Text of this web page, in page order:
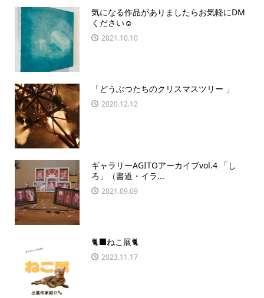
気になる作品がありましたらお気軽にDM
ください☺️
2021.10.10
「どうぶつたちのクリスマスツリー 」
2020.12.12
ギャラリーAGITOアーカイブvol.4 「し
ろ」（書道・イラ...
2021.09.09
🐈‍⬛ねこ展🐈
2023.11.17